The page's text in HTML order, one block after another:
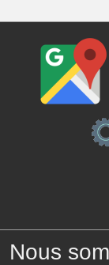
Nous